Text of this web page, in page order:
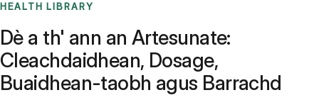
HEALTH LIBRARY
Dè a th' ann an Artesunate:
Cleachdaidhean, Dosage,
Buaidhean-taobh agus Barrachd